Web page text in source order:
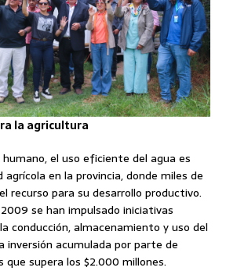
la agricultura
el uso eficiente del agua es
en la provincia, donde miles de
recurso para su desarrollo productivo.
se han impulsado iniciativas
conducción, almacenamiento y uso del
inversión acumulada por parte de
que supera los $2.000 millones.